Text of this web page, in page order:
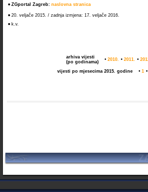
• ZGportal Zagreb: naslovna stranica
• 20. veljače 2015. / zadnja izmjena: 17. veljače 2016.
• k.v.
arhiva vijesti
(po godinama)
• 2010. • 2011. •
vijesti po mjesecima 2015. godine • 1